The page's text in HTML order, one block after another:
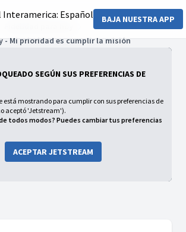
BAJA NUESTRA APP
- Mi prioridad es cumplir la misión
SEGÚN SUS PREFERENCIAS DE
está mostrando para cumplir con sus preferencias de
aceptó 'Jetstream').
todos modos? Puedes cambiar tus preferencias
ACEPTAR JETSTREAM